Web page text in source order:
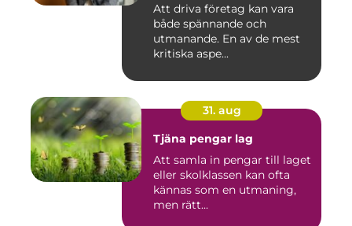
Att driva företag kan vara
både spännande och
utmanande. En av de mest
kritiska aspe...
31. aug
Tjäna pengar lag
Att samla in pengar till laget
eller skolklassen kan ofta
kännas som en utmaning,
men rätt...